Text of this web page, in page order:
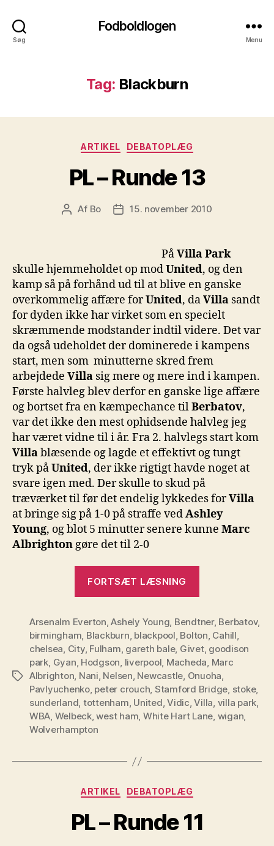
Søg
Fodboldlogen
Menu
Tag: Blackburn
Kategorier
ARTIKEL DEBATOPLÆG
PL – Runde 13
Indlægsforfatter
Af Bo Indlægsdato
15. november 2010
PåVilla Park
skulle hjemmeholdet op modUnited, og den
kamp så på forhånd ud til at blive en ganske
overkommelig affære forUnited, daVilla sandt
for dyden ikke har virket som en specielt
skræmmende modstander indtil videre. Det var
da også udeholdet der dominerede i kampens
start, men som minutterne skred frem
arbejdede Villa sig mere og mere ind i kampen.
Første halvleg blev derfor en ganske lige affære
og bortset fra en kæmpechance tilBerbatov,
var det ikke den mest ophidsende halvleg jeg
har været vidne til i år. Fra 2. halvlegs start kom
Villablæsende og lagde et effektivt og tungt
tryk påUnited, der ikke rigtigt havde noget at
svare igen med. Der skulle to skud på
træværket til før det endelig lykkedes forVilla
at bringe sig på 1-0 på straffe vedAshley
Young, og blot 5 minutter senere kunne Marc
Albrighton gøre det til 2-0
FORTSÆT LÆSNING
13”
Tags
Arsenalm Everton,Ashely Young, Bendtner, Berbatov,
birmingham, Blackburn, blackpool, Bolton, Cahill,
chelsea, City, Fulham, gareth bale, Givet, goodison
park, Gyan, Hodgson, liverpool, Macheda, Marc
Albrighton, Nani, Nelsen, Newcastle, Onuoha,
Pavlyuchenko, peter crouch, Stamford Bridge, stoke,
sunderland, tottenham, United,Vidic,Villa, villa park,
WBA, Welbeck,west ham, White Hart Lane, wigan,
Wolverhampton
Kategorier
ARTIKEL DEBATOPLÆG
PL – Runde 11